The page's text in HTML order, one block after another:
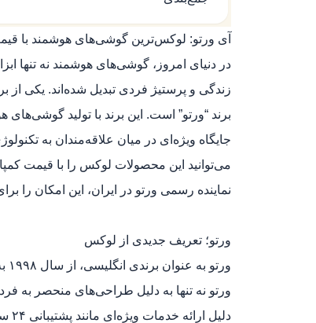
آی ورتو: لوکس‌ترین گوشی‌های هوشمند با
در دنیای امروز، گوشی‌های هوشمند نه تنها
زندگی و پرستیژ فردی تبدیل شده‌اند. یکی از
برند “ورتو” است. این برند با تولید
جایگاه ویژه‌ای در میان علاقه‌مندان به
می‌توانید این محصولات لوکس را با قیمت
نماینده رسمی ورتو در ایران، این امکان را
ورتو؛ تعریف جدیدی از لوکس
ورتو نه تنها به دلیل طراحی‌های منحصر به